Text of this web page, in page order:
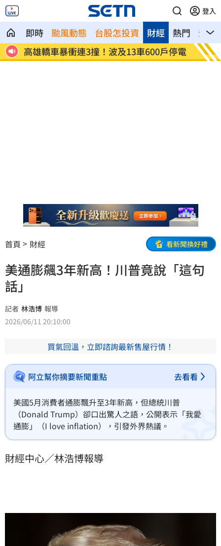
登入
即時 颱風動態 台股怎投資 熱門 影音
財經
電 陳晨威失誤釀失分 教頭透露其實抱病上
場
昆凌
況
首頁 財經 看新聞換好禮
美通膨飆3年新高！川普竟說「這句
話」
記者 林浩博 報導
2026/06/11 20:10:00
買氣回溫，立即諮詢最新售屋行情！
阿立幫你摘要新聞重點 去看看
美國5月消費者通膨飄升至3年新高，但總統川普
（Donald Trump）卻口出驚人之語，公開表示「我愛
通膨」（I love inflation），引發外界熱議。
財經中心／林浩博報導